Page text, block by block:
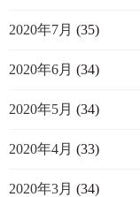
2020年7月 (35)
2020年6月 (34)
2020年5月 (34)
2020年4月 (33)
2020年3月 (34)